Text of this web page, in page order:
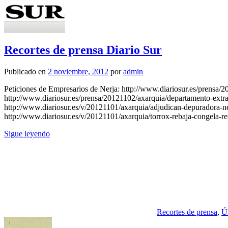
Recortes de prensa Diario Sur
Publicado en 2 noviembre, 2012 poradmin
Peticiones de Empresarios de Nerja: http://www.diariosur.es/prensa/
http://www.diariosur.es/prensa/20121102/axarquia/departamento-
http://www.diariosur.es/v/20121101/axarquia/adjudican-
http://www.diariosur.es/v/20121101/axarquia/torrox-rebaja-congela-
Sigue leyendo
Recortes de prensa,